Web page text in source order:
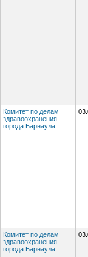
Комитет по делам
здравоохранения
города Барнаула
Комитет по делам
здравоохранения
города Барнаула